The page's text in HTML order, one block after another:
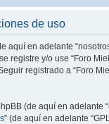
de uso
aquí en adelante
registre y/o use “Foro
registrado a “Foro
(de aquí en adelante
” (de aquí en adelante